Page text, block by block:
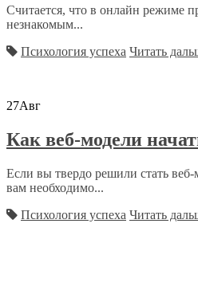
Считается, что в онлайн режиме
незнакомым...
Психология успеха Читать
27Авг
Как веб-модели
Если вы твердо решили стать
вам необходимо...
Психология успеха Читать